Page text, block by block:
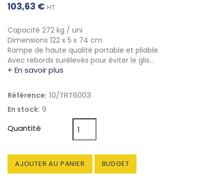
103,63 € HT
Capacité 272 kg / uni
Dimensions 122 x 5 x 74 cm
Rampe de haute qualité portable et pliable.
Avec rebords surélevés pour éviter le glis…
+ En savoir plus
Référence: 10/TRT6003
En stock: 9
Quantité
AJOUTER AU PANIER BUDGET